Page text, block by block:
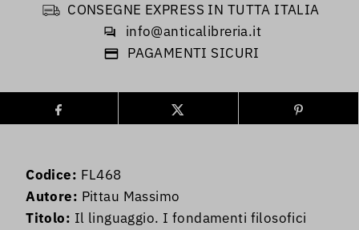
CONSEGNE EXPRESS IN TUTTA ITALIA
info@anticalibreria.it
PAGAMENTI SICURI
Codice: FL468
Autore: Pittau Massimo
Titolo: Il linguaggio. I fondamenti filosofici